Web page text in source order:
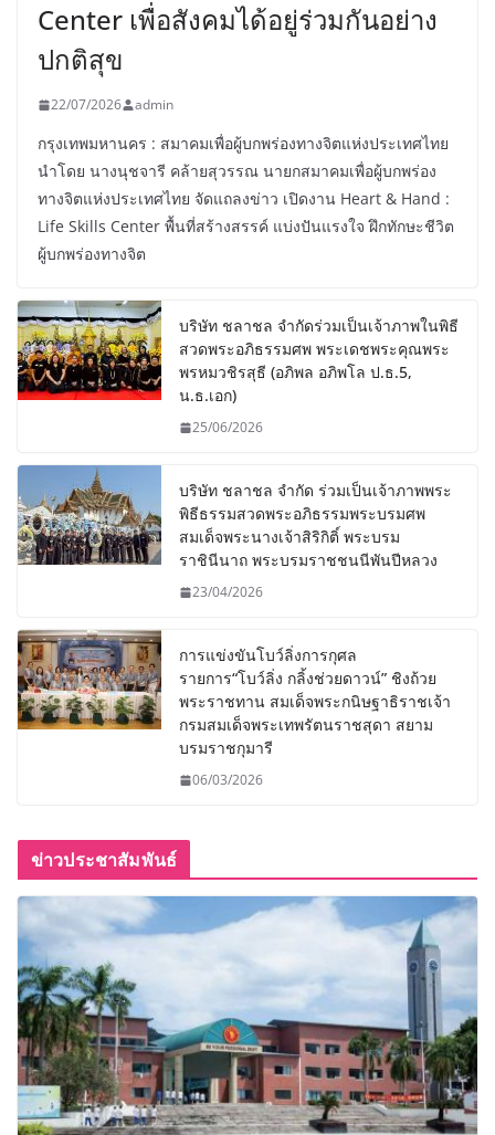
Center เพื่อสังคมได้อยู่ร่วมกันอย่าง
ปกติสุข
22/07/2026 admin
กรุงเทพมหานคร : สมาคมเพื่อผู้บกพร่องทางจิตแห่งประเทศไทย
นำโดย นางนุชจารี คล้ายสุวรรณ นายกสมาคมเพื่อผู้บกพร่อง
ทางจิตแห่งประเทศไทย จัดแถลงข่าว เปิดงาน Heart & Hand :
Life Skills Center พื้นที่สร้างสรรค์ แบ่งปันแรงใจ ฝึกทักษะชีวิต
ผู้บกพร่องทางจิต
บริษัท ชลาชล จำกัดร่วมเป็นเจ้าภาพในพิธี
สวดพระอภิธรรมศพ พระเดชพระคุณพระ
พรหมวชิรสุธี (อภิพล อภิพโล ป.ธ.5,
น.ธ.เอก)
25/06/2026
บริษัท ชลาชล จำกัด ร่วมเป็นเจ้าภาพพระ
พิธีธรรมสวดพระอภิธรรมพระบรมศพ
สมเด็จพระนางเจ้าสิริกิติ์ พระบรม
ราชินีนาถ พระบรมราชชนนีพันปีหลวง
23/04/2026
การแข่งขันโบว์ลิ่งการกุศล
รายการ“โบว์ลิ่ง กลิ้งช่วยดาวน์” ชิงถ้วย
พระราชทาน สมเด็จพระกนิษฐาธิราชเจ้า
กรมสมเด็จพระเทพรัตนราชสุดา สยาม
บรมราชกุมารี
06/03/2026
ข่าวประชาสัมพันธ์